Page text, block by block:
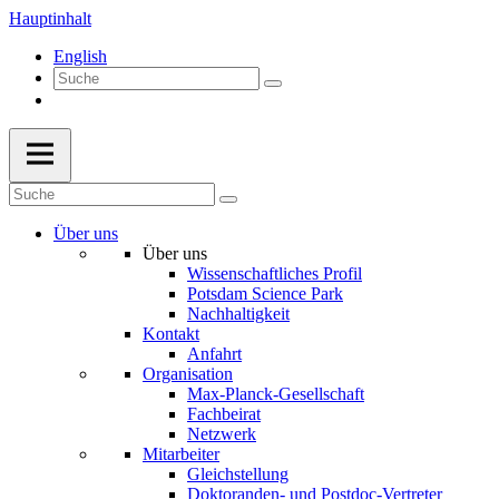
Hauptinhalt
English
Über uns
Über uns
Wissenschaftliches Profil
Potsdam Science Park
Nachhaltigkeit
Kontakt
Anfahrt
Organisation
Max-Planck-Gesellschaft
Fachbeirat
Netzwerk
Mitarbeiter
Gleichstellung
Doktoranden- und Postdoc-Vertreter